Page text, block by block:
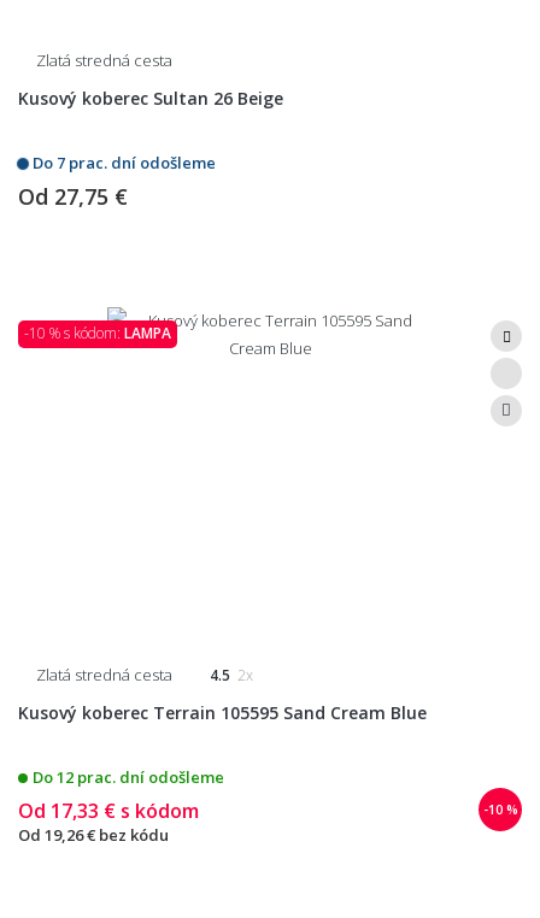
Zlatá stredná cesta
Kusový koberec Sultan 26 Beige
Do 7 prac. dní odošleme
Od 27,75 €
-10 % s kódom: LAMPA
Zlatá stredná cesta 4.5 2x
Kusový koberec Terrain 105595 Sand Cream Blue
Do 12 prac. dní odošleme
-10 %
Od 17,33 € s kódom
Od 19,26 € bez kódu